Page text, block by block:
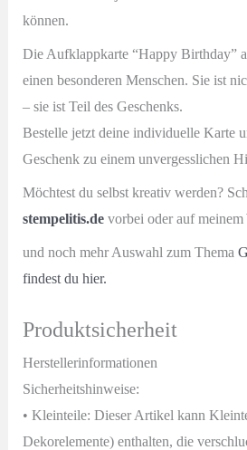
können.
Die Aufklappkarte “Happy Birthday”
einen besonderen Menschen. Sie ist
– sie ist Teil des Geschenks.
Bestelle jetzt deine individuelle Karte
Geschenk zu einem unvergesslichen
Möchtest du selbst kreativ werden?
stempelitis.devorbei oder auf meinem
und noch mehr Auswahl zum Thema
findest du hier.
Produktsicherheit
Herstellerinformationen
Sicherheitshinweise:
• Kleinteile: Dieser Artikel kann
Dekorelemente) enthalten, die